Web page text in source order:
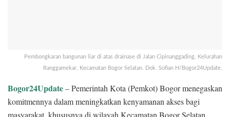
Pembongkaran bangunan liar di atas drainase di Jalan Cipinanggading, Kelurahan
Ranggamekar, Kecamatan Bogor Selatan. Dok. Sofian H/Bogor24Update.
Bogor24Update– Pemerintah Kota (Pemkot) Bogor menegaskan
komitmennya dalam meningkatkan kenyamanan akses bagi
masyarakat, khususnya di wilayah Kecamatan Bogor Selatan,